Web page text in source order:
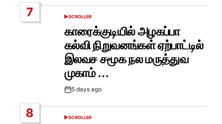
7
POSTED
SCROLLER
காரைக்குடியில் அழகப்பா
கல்வி நிறுவனங்கள் ஏற்பாட்டில்
இலவச சமூக நல மருத்துவ
முகாம் …
Post5 days ago
8
POSTED
SCROLLER